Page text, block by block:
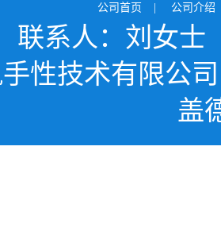
公司首页 公司介绍
联系人：刘女
性技术有限公司
盖